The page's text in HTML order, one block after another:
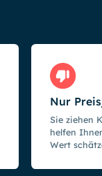
Nur
Sie ziehen
helfen
Wert